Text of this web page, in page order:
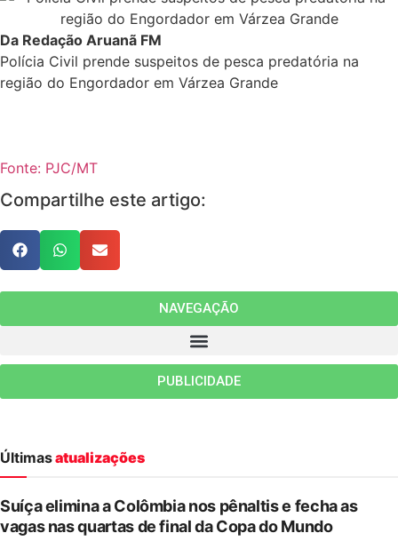
Da Redação Aruanã FM
Polícia Civil prende suspeitos de pesca predatória na
região do Engordador em Várzea Grande
Fonte: PJC/MT
Compartilhe este artigo:
NAVEGAÇÃO
PUBLICIDADE
Últimasatualizações
Suíça elimina a Colômbia nos pênaltis e fecha as
vagas nas quartas de final da Copa do Mundo